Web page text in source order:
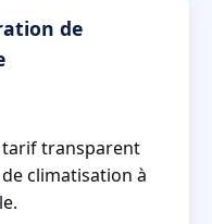
de
tarif transparent
climatisation à